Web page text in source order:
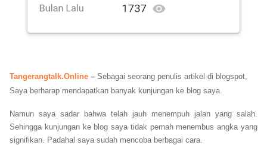
Tangerangtalk.Online – Sebagai seorang penulis artikel di blogspot,
Saya berharap mendapatkan banyak kunjungan ke blog saya.
Namun saya sadar bahwa telah jauh menempuh jalan yang salah.
Sehingga kunjungan ke blog saya tidak pernah menembus angka yang
signifikan. Padahal saya sudah mencoba berbagai cara.